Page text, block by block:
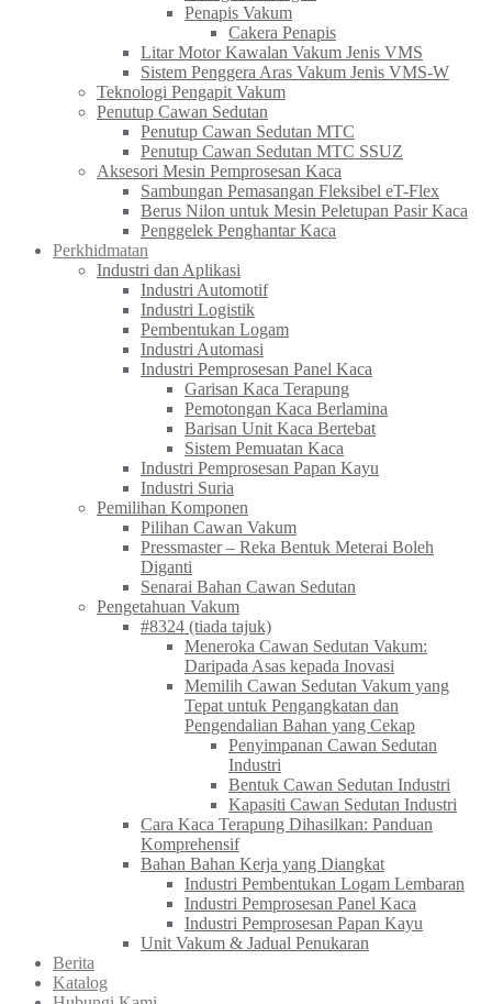
Penapis Vakum
Cakera Penapis
Litar Motor Kawalan Vakum Jenis VMS
Sistem Penggera Aras Vakum Jenis VMS-W
Teknologi Pengapit Vakum
Penutup Cawan Sedutan
Penutup Cawan Sedutan MTC
Penutup Cawan Sedutan MTC SSUZ
Aksesori Mesin Pemprosesan Kaca
Sambungan Pemasangan Fleksibel eT-Flex
Berus Nilon untuk Mesin Peletupan Pasir Kaca
Penggelek Penghantar Kaca
Perkhidmatan
Industri dan Aplikasi
Industri Automotif
Industri Logistik
Pembentukan Logam
Industri Automasi
Industri Pemprosesan Panel Kaca
Garisan Kaca Terapung
Pemotongan Kaca Berlamina
Barisan Unit Kaca Bertebat
Sistem Pemuatan Kaca
Industri Pemprosesan Papan Kayu
Industri Suria
Pemilihan Komponen
Pilihan Cawan Vakum
Pressmaster – Reka Bentuk Meterai Boleh
Diganti
Senarai Bahan Cawan Sedutan
Pengetahuan Vakum
#8324 (tiada tajuk)
Meneroka Cawan Sedutan Vakum:
Daripada Asas kepada Inovasi
Memilih Cawan Sedutan Vakum yang
Tepat untuk Pengangkatan dan
Pengendalian Bahan yang Cekap
Penyimpanan Cawan Sedutan
Industri
Bentuk Cawan Sedutan Industri
Kapasiti Cawan Sedutan Industri
Cara Kaca Terapung Dihasilkan: Panduan
Komprehensif
Bahan Bahan Kerja yang Diangkat
Industri Pembentukan Logam Lembaran
Industri Pemprosesan Panel Kaca
Industri Pemprosesan Papan Kayu
Unit Vakum & Jadual Penukaran
Berita
Katalog